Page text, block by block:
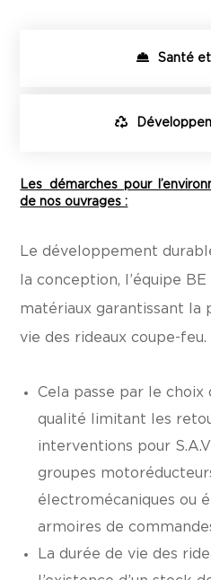
Santé
Les démarches pour
de nos ouvrages :
Le développement
la conception, l’équipe
matériaux garantissant la
vie des rideaux coupe-feu.
Cela passe par le choix
qualité limitant les
interventions pour
groupes
électromécaniques ou
armoires de
La durée de vie des